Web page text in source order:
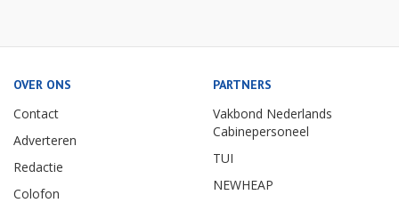
OVER ONS
Contact
Adverteren
Redactie
Colofon
PARTNERS
Vakbond Nederlands
Cabinepersoneel
TUI
NEWHEAP